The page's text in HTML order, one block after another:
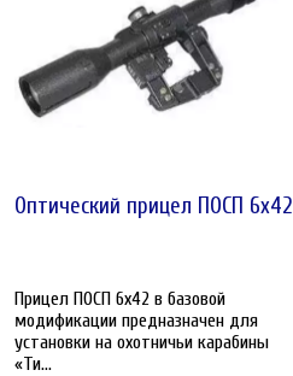
Оптический прицел ПОСП 6x42
Прицел ПОСП 6x42 в базовой
модификации предназначен для
установки на охотничьи карабины
«Ти...